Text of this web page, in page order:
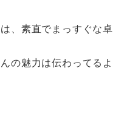
、素直でまっすぐな卓
の魅力は伝わってるよ